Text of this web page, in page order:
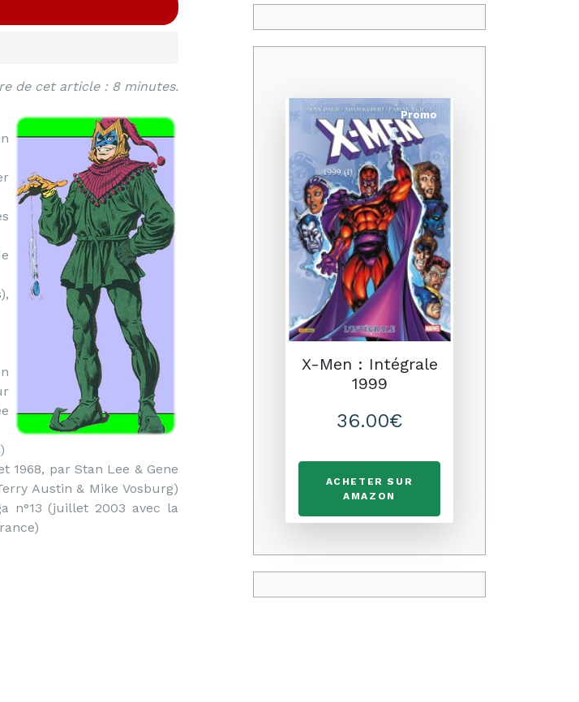
de cet article : 8 minutes.
1968, par Stan Lee & Gene
Austin & Mike Vosburg)
n°13 (juillet 2003 avec la
Promo
X-Men : Intégrale
1999
36.00€
ACHETER SUR
AMAZON